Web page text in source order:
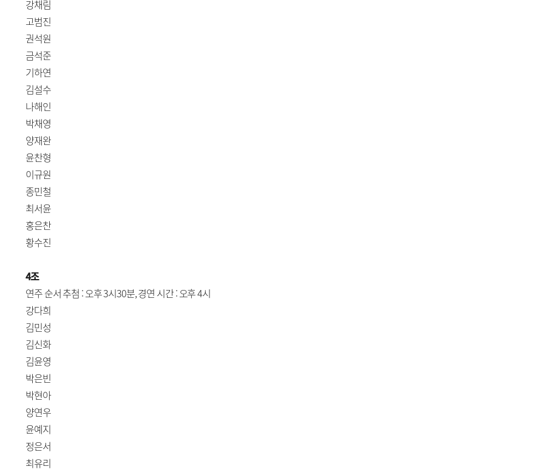
강채림
고범진
권석원
금석준
기하연
김설수
나해인
박채영
양재완
윤찬형
이규원
종민철
최서윤
홍은찬
황수진
4조
연주 순서 추첨 : 오후 3시30분, 경연 시간 : 오후 4시
강다희
김민성
김신화
김윤영
박은빈
박현아
양연우
윤예지
정은서
최유리